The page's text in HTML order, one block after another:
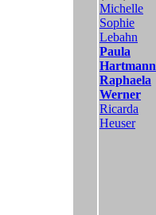
Michelle
Sophie
Lebahn
Paula
Hartmann
Raphaela
Werner
Ricarda
Heuser